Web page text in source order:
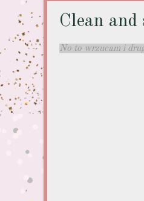
Clean and
No to wrzucam i